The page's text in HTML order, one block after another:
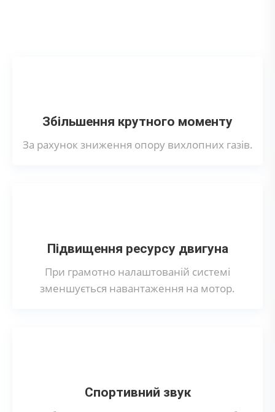
Збільшення крутного моменту
За рахунок зниження опору вихлопних газів.
Підвищення ресурсу двигуна
При грамотно налаштованій системі
зменшується навантаження на мотор.
Спортивний звук